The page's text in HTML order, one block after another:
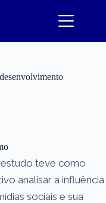
teve como
analisar a influência
sociais e sua